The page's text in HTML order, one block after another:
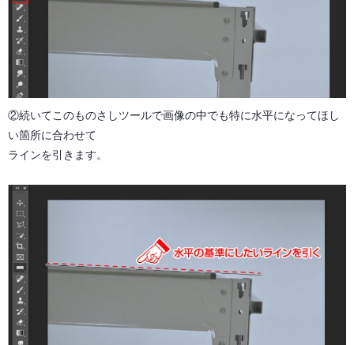
②続いてこのものさしツールで画像の中でも特に水平になってほし
い箇所に合わせて
ラインを引きます。